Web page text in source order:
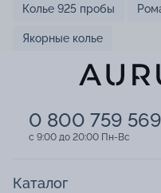
Колье 925 пробы
Якорные колье
0 800 759 569
c 9:00 до 20:00 Пн-Вс
Каталог